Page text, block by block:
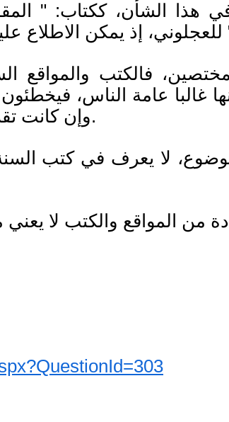
فالكتب والمواقع
غالبا عامة الناس،
وإن كانت تقرب الصورة إلى ذهن القارئ العادي نوعا ما.
لا يعرف في كتب السنة